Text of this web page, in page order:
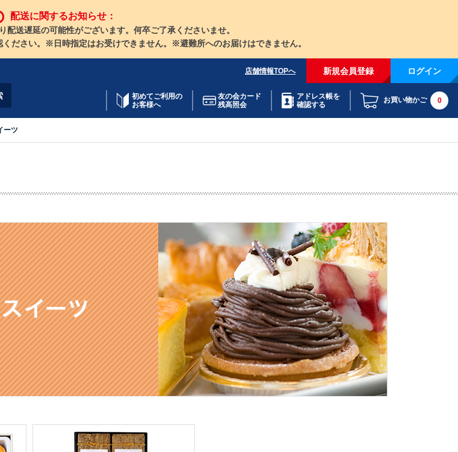
配送に関するお知らせ：
配送遅延の可能性がございます。何卒ご了承くださいませ。
ださい。※日時指定はお受けできません。※避難所へのお届けはできません。
店舗情報TOPへ 新規会員登録 ログイン
初めてご利用の
お客様へ
友の会カード
残高照会
アドレス帳を
確認する
お買い物かご 0
ーツ